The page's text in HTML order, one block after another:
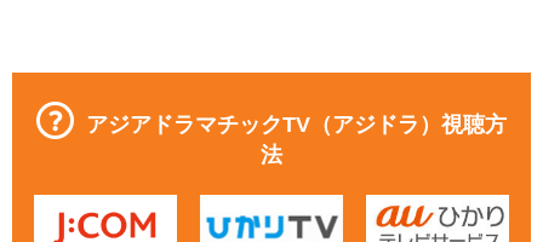
アジアドラマチックTV（アジドラ）視聴方
法